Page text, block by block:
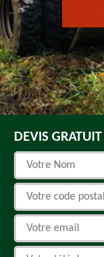
DEVIS GRATUIT